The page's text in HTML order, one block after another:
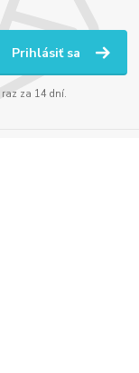
Prihlásiť sa
raz za 14 dní.